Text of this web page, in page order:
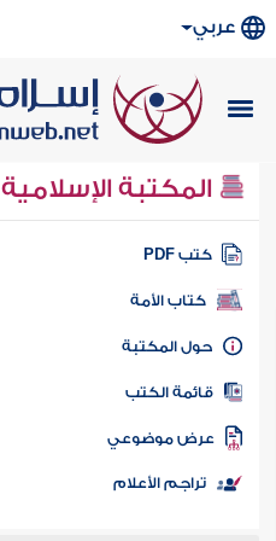
عربي
المكتبة الإسلامية
كتب PDF
كتاب الأمة
المكتبة
الكتب
موضوعي